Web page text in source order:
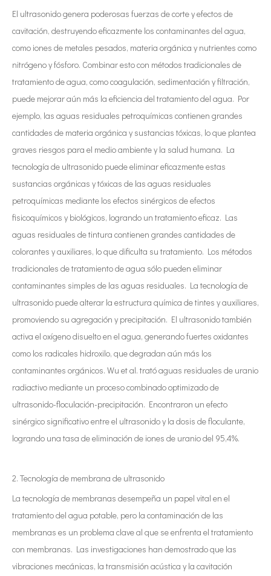
El ultrasonido genera poderosas fuerzas de corte y efectos de
cavitación, destruyendo eficazmente los contaminantes del agua,
como iones de metales pesados, materia orgánica y nutrientes como
nitrógeno y fósforo. Combinar esto con métodos tradicionales de
tratamiento de agua, como coagulación, sedimentación y filtración,
puede mejorar aún más la eficiencia del tratamiento del agua. Por
ejemplo, las aguas residuales petroquímicas contienen grandes
cantidades de materia orgánica y sustancias tóxicas, lo que plantea
graves riesgos para el medio ambiente y la salud humana. La
tecnología de ultrasonido puede eliminar eficazmente estas
sustancias orgánicas y tóxicas de las aguas residuales
petroquímicas mediante los efectos sinérgicos de efectos
fisicoquímicos y biológicos, logrando un tratamiento eficaz. Las
aguas residuales de tintura contienen grandes cantidades de
colorantes y auxiliares, lo que dificulta su tratamiento. Los métodos
tradicionales de tratamiento de agua sólo pueden eliminar
contaminantes simples de las aguas residuales. La tecnología de
ultrasonido puede alterar la estructura química de tintes y auxiliares,
promoviendo su agregación y precipitación. El ultrasonido también
activa el oxígeno disuelto en el agua, generando fuertes oxidantes
como los radicales hidroxilo, que degradan aún más los
contaminantes orgánicos. Wu et al. trató aguas residuales de uranio
radiactivo mediante un proceso combinado optimizado de
ultrasonido-floculación-precipitación. Encontraron un efecto
sinérgico significativo entre el ultrasonido y la dosis de floculante,
logrando una tasa de eliminación de iones de uranio del 95,4%.
2. Tecnología de membrana de ultrasonido
La tecnología de membranas desempeña un papel vital en el
tratamiento del agua potable, pero la contaminación de las
membranas es un problema clave al que se enfrenta el tratamiento
con membranas. Las investigaciones han demostrado que las
vibraciones mecánicas, la transmisión acústica y la cavitación